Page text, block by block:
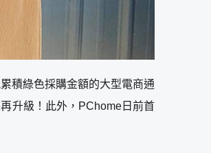
積綠色採購金額的大型電商通
升級！此外，PChome日前首